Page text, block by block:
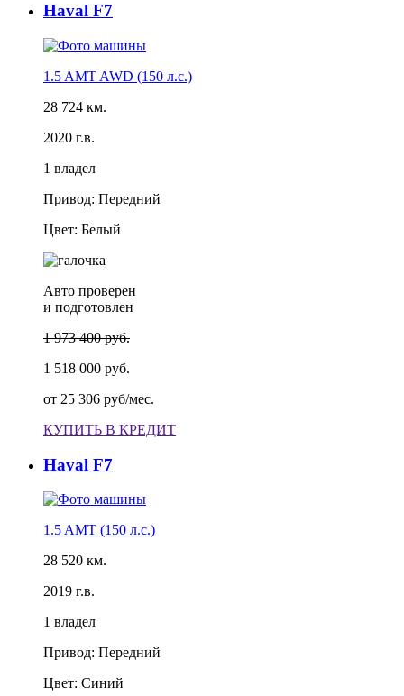
Haval F7
1.5 AMT AWD (150 л.с.)
28 724 км.
2020 г.в.
1 владел
Привод: Передний
Цвет: Белый
Авто проверен
и подготовлен
1 973 400 руб.
1 518 000 руб.
от 25 306 руб/мес.
КУПИТЬ В КРЕДИТ
Haval F7
1.5 AMT (150 л.с.)
28 520 км.
2019 г.в.
1 владел
Привод: Передний
Цвет: Синий